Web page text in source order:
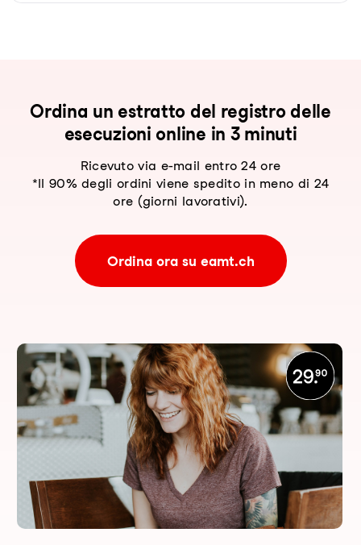
Ordina un estratto del registro delle
esecuzioni online in 3 minuti
Ricevuto via e-mail entro 24 ore
*Il 90% degli ordini viene spedito in meno di 24
ore (giorni lavorativi).
Ordina ora su eamt.ch